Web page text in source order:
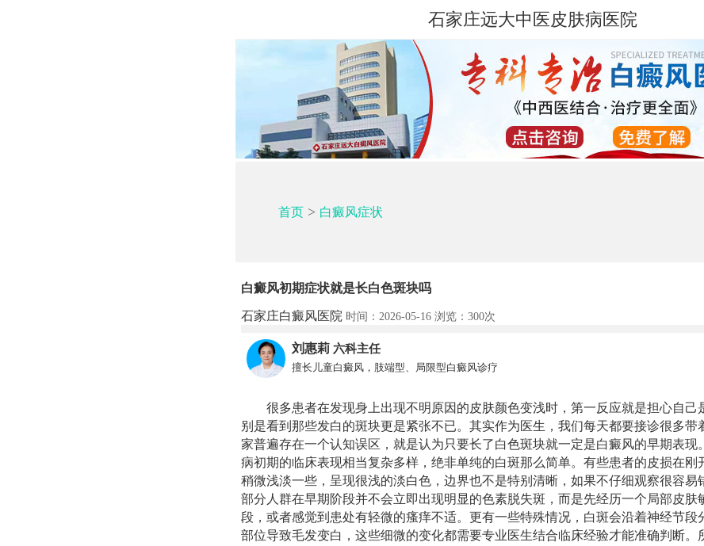
石家庄远大中医皮肤病医院
首页> 白癜风症状
白癜风初期症状就是长白色斑块吗
石家庄白癜风医院 时间：2026-05-16 浏览： 300次
刘惠莉 六科主任
擅长儿童白癜风，肢端型、局限型白癜风诊疗
很多患者在发现身上出现不明原因的皮肤颜色变浅时，第一反应就是担心自己
别是看到那些发白的斑块更是紧张不已。其实作为医生，我们每天都要接诊很多带
家普遍存在一个认知误区，就是认为只要长了白色斑块就一定是白癜风的早期表现
病初期的临床表现相当复杂多样，绝非单纯的白斑那么简单。有些患者的皮损在刚
稍微浅淡一些，呈现很浅的淡白色，边界也不是特别清晰，如果不仔细观察很容易
部分人群在早期阶段并不会立即出现明显的色素脱失斑，而是先经历一个局部皮肤
段，或者感觉到患处有轻微的瘙痒不适。更有一些特殊情况，白斑会沿着神经节段
部位导致毛发变白，这些细微的变化都需要专业医生结合临床经验才能准确判断。